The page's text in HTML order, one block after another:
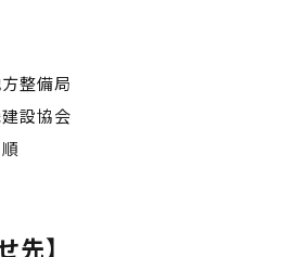
整備局
設協会
先】